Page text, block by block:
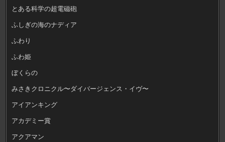
とある科学の超電磁砲
ふしぎの海のナディア
ふわり
ふわ姫
ぼくらの
みさきクロニクル〜ダイバージェンス・イヴ〜
アイアンキング
アカデミー賞
アクアマン